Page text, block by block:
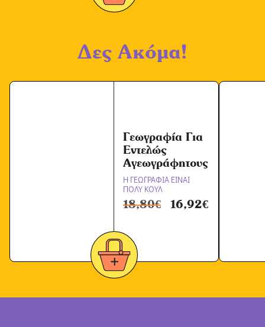
Δες Ακόμα!
Γεωγραφία Για
Εντελώς
Αγεωγράφητους
Η ΓΕΩΓΡΑΦΙΑ ΕΙΝΑΙ
ΠΟΛΥ ΚΟΥΛ
18,80€ 16,92€